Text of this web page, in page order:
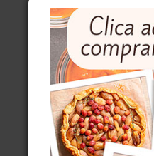
Tu correo
Consentimientos
He leído y
privacidadde tu